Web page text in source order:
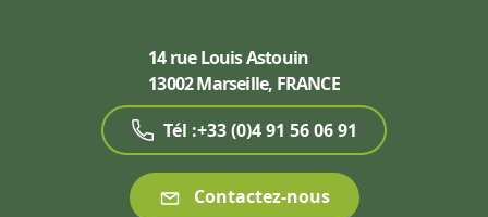
14 rue Louis Astouin
13002 Marseille, FRANCE
Tél :+33 (0)4 91 56 06 91
Contactez-nous